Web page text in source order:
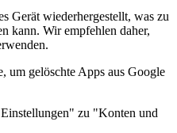
Gerät wiederhergestellt, was zu
kann. Wir empfehlen daher,
um gelöschte Apps aus Google
zu "Konten und